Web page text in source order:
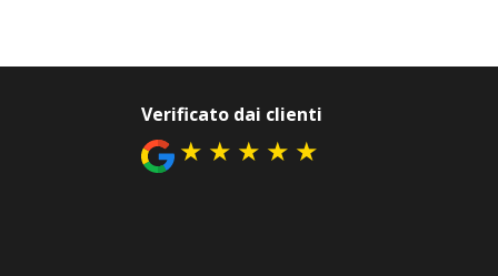
Verificato dai clienti
★ ★ ★ ★ ★